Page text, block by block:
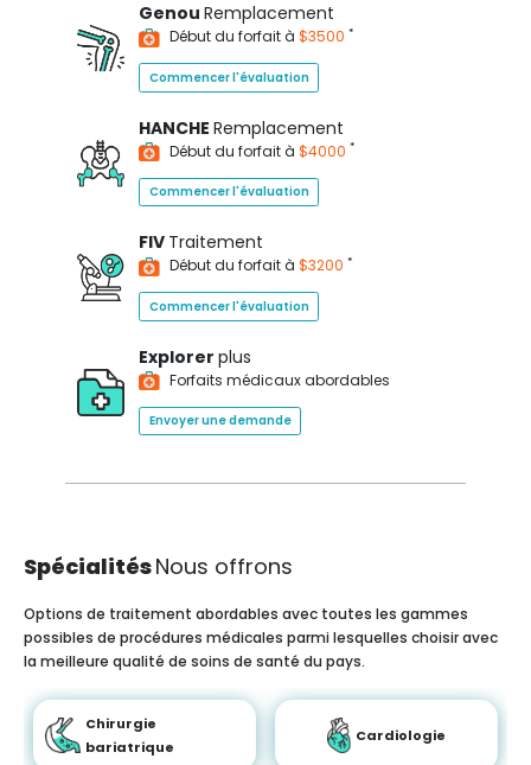
Genou Remplacement
Début du forfait à $3500 *
Commencer l'évaluation
HANCHE Remplacement
Début du forfait à $4000 *
Commencer l'évaluation
FIV Traitement
Début du forfait à $3200 *
Commencer l'évaluation
Explorer plus
Forfaits médicaux abordables
Envoyer une demande
SpécialitésNous offrons
Options de traitement abordables avec toutes les gammes
possibles de procédures médicales parmi lesquelles choisir avec
la meilleure qualité de soins de santé du pays.
Chirurgie
bariatrique
Cardiologie